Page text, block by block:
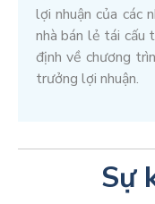
lợi nhuận của các
nhà bán lẻ tái cấu
định về chương
trưởng lợi nhuận.
Sự